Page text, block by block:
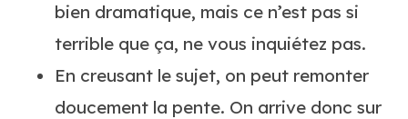
bien dramatique, mais ce n’est pas si
terrible que ça, ne vous inquiétez pas.
En creusant le sujet, on peut remonter
doucement la pente. On arrive donc sur